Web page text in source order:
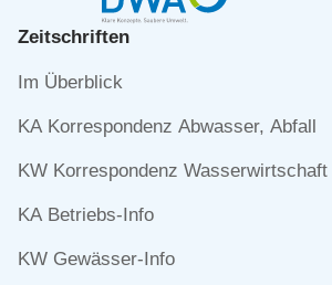
Zeitschriften
Navigation
Im Überblick
KA Korrespondenz Abwasser, Abfall
KW Korrespondenz Wasserwirtschaft
KA Betriebs-Info
KW Gewässer-Info